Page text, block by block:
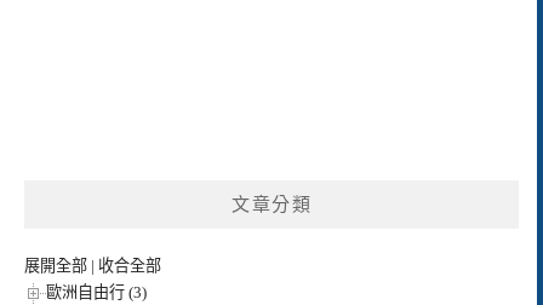
文章分類
展開全部 | 收合全部
歐洲自由行 (3)